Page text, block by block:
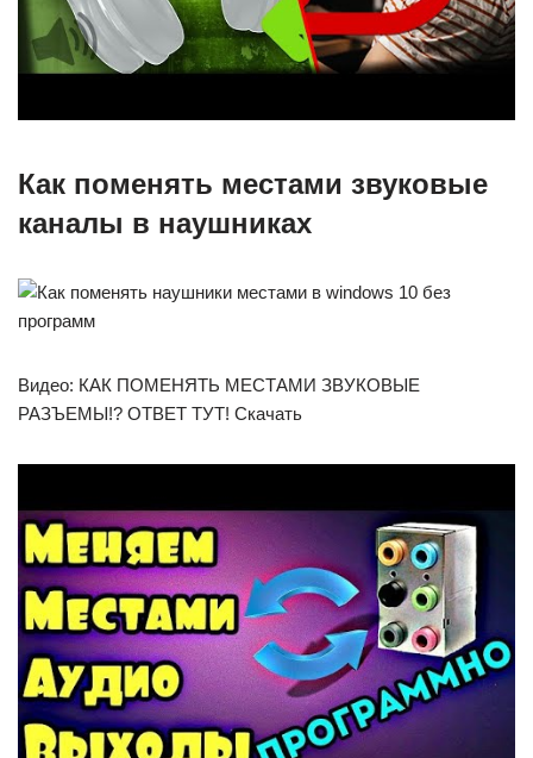
Как поменять местами звуковые
каналы в наушниках
Видео: КАК ПОМЕНЯТЬ МЕСТАМИ ЗВУКОВЫЕ
РАЗЪЕМЫ!? ОТВЕТ ТУТ! Скачать